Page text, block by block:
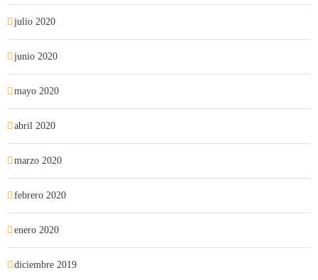
julio 2020
junio 2020
mayo 2020
abril 2020
marzo 2020
febrero 2020
enero 2020
diciembre 2019